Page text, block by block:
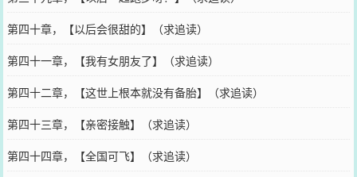
第四十章，【以后会很甜的】（求追读）
第四十一章，【我有女朋友了】（求追读）
第四十二章，【这世上根本就没有备胎】（求追读）
第四十三章，【亲密接触】（求追读）
第四十四章，【全国可飞】（求追读）